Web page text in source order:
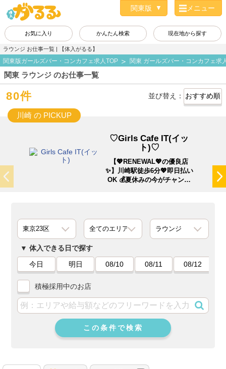
メニュー
お気に入り かんたん検索 現在地から探す
ラウンジ お仕事一覧 | 【体入がるる】
関東版ガールズバー・コンカフェ求人TOP 関東 ガールズバー・コンカフェ求
関東 ラウンジ のお仕事一覧
80件 並び替え：
川崎 の PICKUP
♡Girls Cafe IT(イッ
ト)♡
【💖RENEWAL💖の優良店
✨】川崎駅徒歩6分💖即日払い
OK 💰夏休みの今がチャンス
体入できる日で探す
今日
明日 08/10 08/11 08/12
積極採用中のお店
この条件で検索